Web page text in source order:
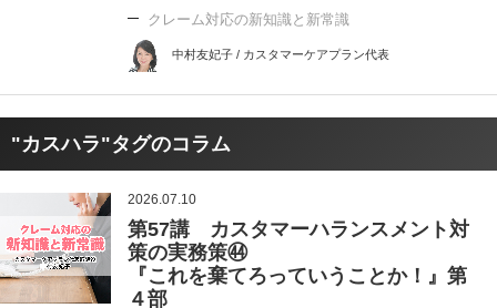
クレーム対応の新知識と新常識
中村友妃子 / カスタマーケアプラン代表
"カスハラ"タグのコラム
2026.07.10
第57講 カスタマーハランスメント対
策の実務策㊹
『これを棄てろっていうことか！』第
４部